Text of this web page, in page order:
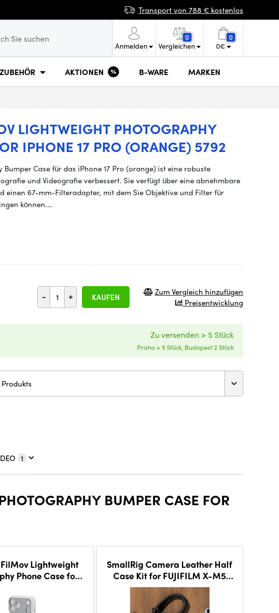
Transport von 788 € kostenlos
Anmelden
0
Vergleichen
0
0€
AKTIONEN B-WARE MARKEN
LIGHTWEIGHT PHOTOGRAPHY
IPHONE 17 PRO (ORANGE) 5792
Case für das iPhone 17 Pro (orange) ist eine robuste
und Videografie verbessert. Sie verfügt über eine abnehmbare
einen 67-mm-Filteradapter, mit dem Sie Objektive und Filter für
können.…
- + KAUFEN
Zum Vergleich hinzufügen
Preisentwicklung
Zu versenden > 5 Stück
Praha > 5 Stück, Budapest 2 Stück
1
BUMPER CASE FOR
Lightweight
Phone Case for
SmallRig Camera Leather Half
Case Kit for FUJIFILM X-M5
(Black) 4879